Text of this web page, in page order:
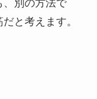
、別の方法で
と考えます。